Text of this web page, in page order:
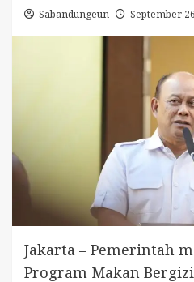
Sabandungeun September
Jakarta – Pemerintah
Program Makan